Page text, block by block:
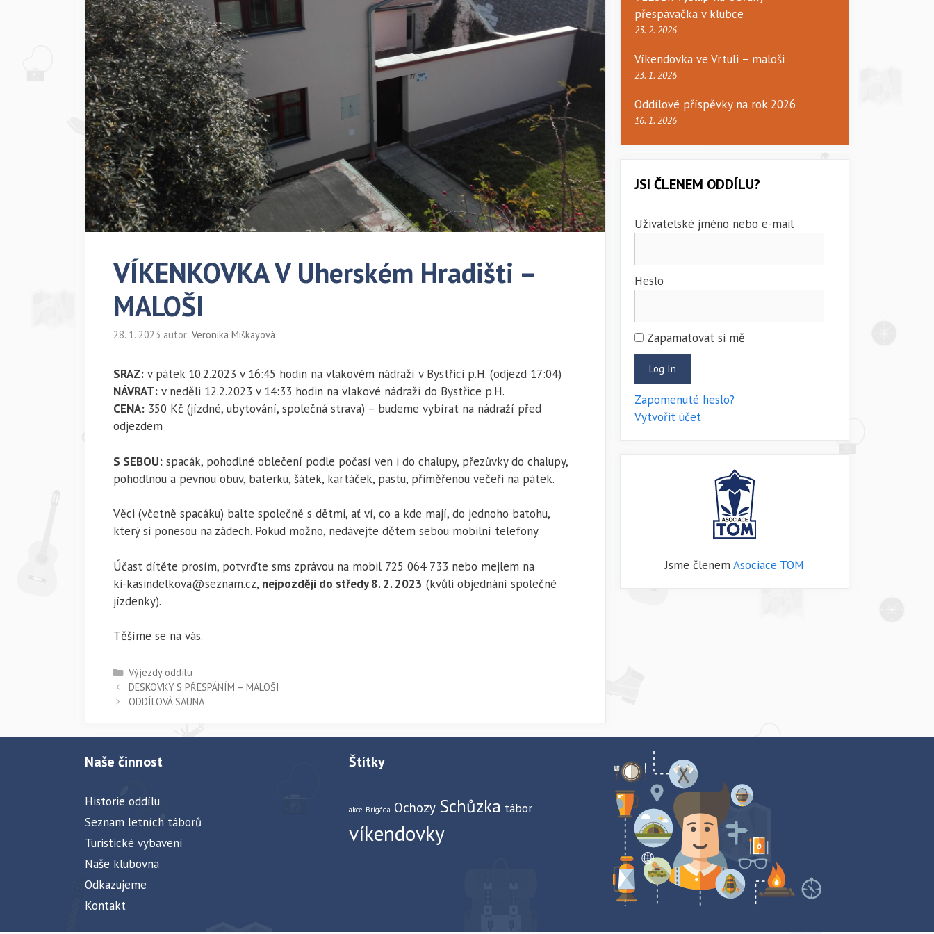
VÍKENKOVKA V Uherském Hradišti –
MALOŠI
28. 1. 2023 autor: Veronika Miškayová
SRAZ: v pátek 10.2.2023 v 16:45 hodin na vlakovém nádraží v Bystřici p.H. (odjezd 17:04)
NÁVRAT: v neděli 12.2.2023 v 14:33 hodin na vlakové nádraží do Bystřice p.H.
CENA: 350 Kč (jízdné, ubytování, společná strava) – budeme vybírat na nádraží před
odjezdem
S SEBOU: spacák, pohodlné oblečení podle počasí ven i do chalupy, přezůvky do chalupy,
pohodlnou a pevnou obuv, baterku, šátek, kartáček, pastu, přiměřenou večeři na pátek.
Věci (včetně spacáku) balte společně s dětmi, ať ví, co a kde mají, do jednoho batohu,
který si ponesou na zádech. Pokud možno, nedávejte dětem sebou mobilní telefony.
Účast dítěte prosím, potvrďte sms zprávou na mobil 725 064 733 nebo mejlem na
ki-kasindelkova@seznam.cz, nejpozději do středy 8. 2. 2023 (kvůli objednání společné
jízdenky).
Těšíme se na vás.
Rubriky
Výjezdy oddílu
DESKOVKY S PŘESPÁNÍM – MALOŠI
ODDÍLOVÁ SAUNA
přespávačka v klubce
23. 2. 2026
Víkendovka ve Vrtuli – maloši
23. 1. 2026
Oddílové příspěvky na rok 2026
16. 1. 2026
JSI ČLENEM ODDÍLU?
Uživatelské jméno nebo e-mail
Heslo
Zapamatovat si mě
Zapomenuté heslo?
Vytvořit účet
Jsme členem Asociace TOM
Naše činnost
Historie oddílu
Seznam letních táborů
Turistické vybavení
Naše klubovna
Odkazujeme
Kontakt
Štítky
akce Brigáda Ochozy Schůzka tábor
víkendovky